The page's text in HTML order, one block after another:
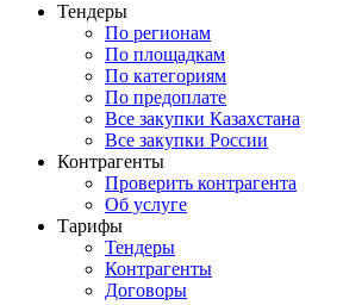
Тендеры
По регионам
По площадкам
По категориям
По предоплате
Все закупки Казахстана
Все закупки России
Контрагенты
Проверить контрагента
Об услуге
Тарифы
Тендеры
Контрагенты
Договоры